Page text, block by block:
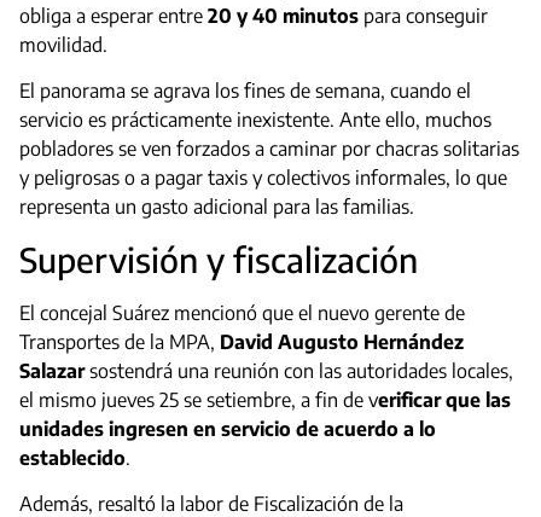
obliga a esperar entre 20 y 40 minutos para conseguir
movilidad.
El panorama se agrava los fines de semana, cuando el
servicio es prácticamente inexistente. Ante ello, muchos
pobladores se ven forzados a caminar por chacras solitarias
y peligrosas o a pagar taxis y colectivos informales, lo que
representa un gasto adicional para las familias.
Supervisión y fiscalización
El concejal Suárez mencionó que el nuevo gerente de
Transportes de la MPA, David Augusto Hernández
Salazarsostendrá una reunión con las autoridades locales,
el mismo jueves 25 se setiembre, a fin de verificar que las
unidades ingresen en servicio de acuerdo a lo
establecido.
Además, resaltó la labor de Fiscalización de la